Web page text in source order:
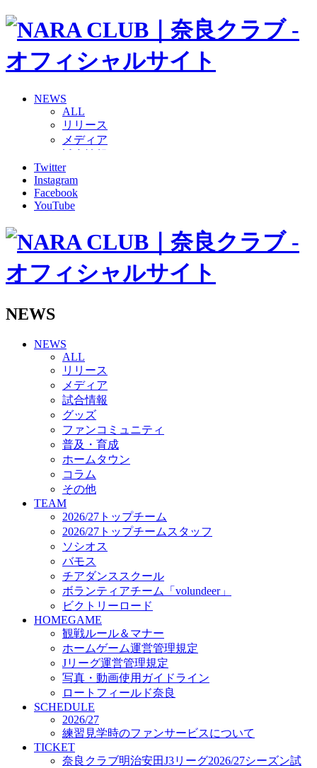
NEWS
ALL
リリース
メディア
グッズ
ファンコミュニティ
普及・育成
ホームタウン
その他
2026/27トップチーム
2026/27トップチームスタッフ
ボランティアチーム「volundeer」
ビクトリーロード
HOMEGAME
観戦ルール＆マナー
ホームゲーム運営管理規定
Jリーグ運営管理規定
写真・動画使用ガイドライン
ロートフィールド奈良
SCHEDULE
2026/27
練習見学時のファンサービスについて
TICKET
奈良クラブ明治安田J3リーグ2026/27シーズン試
合観戦チケット
奈良クラブ明治安田Ｊ3リーグ 2026/27シーズン
「鹿パス」
観戦ルール＆マナー
FANCOMMUNITY
2026/27ファンコミュニティ
サポートショップ
GOODS
オフィシャルストア（実店舗）
オンラインストア
ACADEMY
アカデミーについて
プロジェクト
コーチ&スタッフ
ジュニア
ジュニアユース
ユース
Twitter
Instagram
Facebook
YouTube
NEWS
NEWS
ALL
リリース
メディア
試合情報
グッズ
ファンコミュニティ
普及・育成
ホームタウン
コラム
その他
TEAM
2026/27トップチーム
2026/27トップチームスタッフ
ソシオス
バモス
チアダンススクール
ボランティアチーム「volundeer」
ビクトリーロード
HOMEGAME
観戦ルール＆マナー
ホームゲーム運営管理規定
Jリーグ運営管理規定
写真・動画使用ガイドライン
ロートフィールド奈良
SCHEDULE
2026/27
練習見学時のファンサービスについて
TICKET
奈良クラブ明治安田J3リーグ2026/27シーズン試